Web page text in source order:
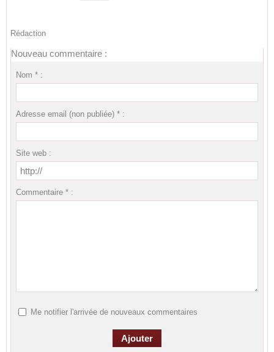
Rédaction
Nouveau commentaire :
Nom * :
Adresse email (non publiée) * :
Site web :
Commentaire * :
Me notifier l'arrivée de nouveaux commentaires